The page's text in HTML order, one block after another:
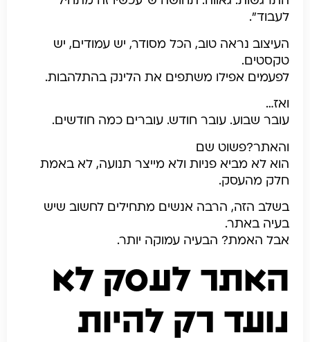
לעבוד”.
העיצוב נראה טוב, הכל מסודר, יש עמודים, יש
טקסטים.
לפעמים אפילו משתפים את הלינק בהתלהבות.
ואז…
עובר שבוע. עובר חודש. עוברים כמה חודשים.
והאתר?פשוט שם
הוא לא מביא פניות ו לא מייצר תנועה, לא באמת
חלק מהעסק.
בשלב הזה, הרבה אנשים מתחילים לחשוב שיש
בעיה באתר.
אבל האמת? הבעיה עמוקה יותר.
האתר לעסק לא
נועד רק להיות